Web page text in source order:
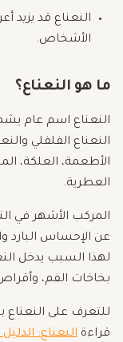
النعناع قد يزيد
الأشخاص.
ما هو النعناع؟
النعناع اسم عام
النعناع الفلفلي
الأطعمة، العلكة،
العطرية.
المركب الأشهر في
عن الإحساس البارد
لهذا السبب يدخل
بخاخات الفم،
للتعرف على
قراءة النعناع: